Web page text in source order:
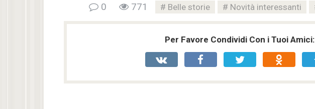
0 771 Belle storie Novità interessanti
Per Favore Condividi Con i Tuoi Amici: